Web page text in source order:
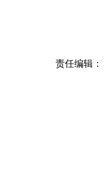
责任编辑：